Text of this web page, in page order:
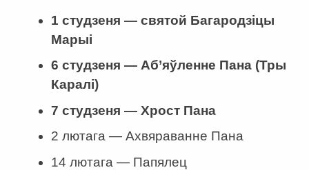
1 студзеня — святой Багародзіцы
Марыі
6 студзеня — Аб’яўленне Пана (Тры
Каралі)
7 студзеня — Хрост Пана
2 лютага — Ахвяраванне Пана
14 лютага — Папялец